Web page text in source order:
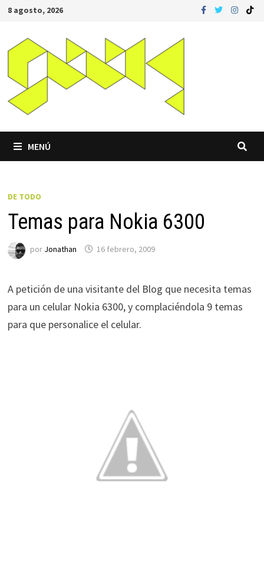
Saltar
contenido
8 agosto, 2026
MENÚ
DE TODO
Temas para Nokia 6300
por Jonathan 16 febrero, 2009
A petición de una visitante del Blog que necesita temas
para un celular Nokia 6300, y complaciéndola 9 temas
para que personalice el celular.